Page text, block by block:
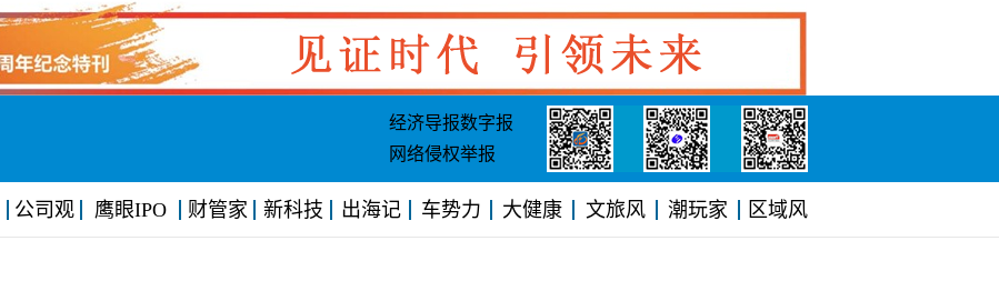
经济导报数字报
网络侵权举报
公司观 鹰眼IPO 财管家 新科技 出海记 车势力 大健康 文旅风 潮玩家 区域风